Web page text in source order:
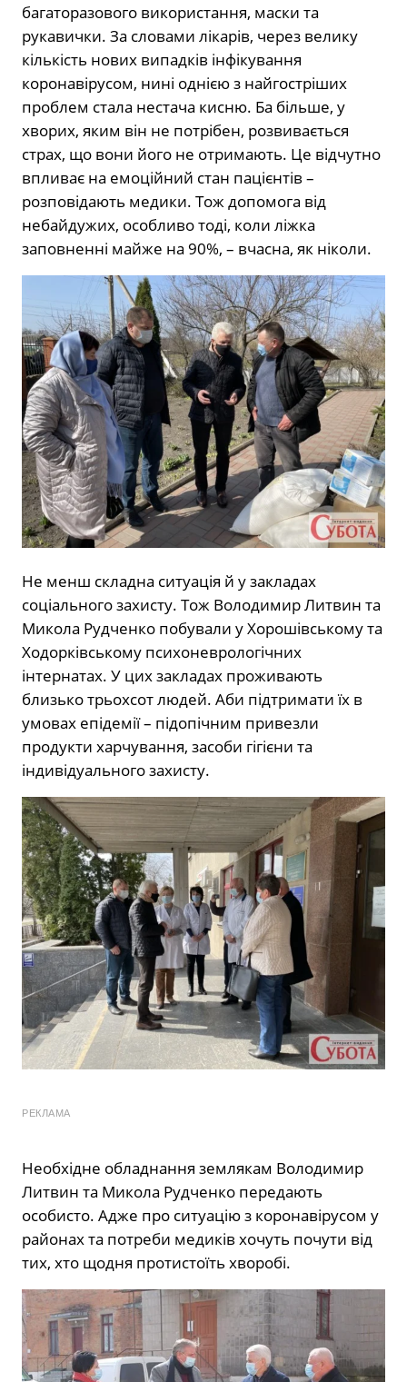
багаторазового використання, маски та
рукавички. За словами лікарів, через велику
кількість нових випадків інфікування
коронавірусом, нині однією з найгостріших
проблем стала нестача кисню. Ба більше, у
хворих, яким він не потрібен, розвивається
страх, що вони його не отримають. Це відчутно
впливає на емоційний стан пацієнтів –
розповідають медики. Тож допомога від
небайдужих, особливо тоді, коли ліжка
заповненні майже на 90%, – вчасна, як ніколи.
Не менш складна ситуація й у закладах
соціального захисту. Тож Володимир Литвин та
Микола Рудченко побували у Хорошівському та
Ходорківському психоневрологічних
інтернатах. У цих закладах проживають
близько трьохсот людей. Аби підтримати їх в
умовах епідемії – підопічним привезли
продукти харчування, засоби гігієни та
індивідуального захисту.
РЕКЛАМА
Необхідне обладнання землякам Володимир
Литвин та Микола Рудченко передають
особисто. Адже про ситуацію з коронавірусом у
районах та потреби медиків хочуть почути від
тих, хто щодня протистоїть хворобі.